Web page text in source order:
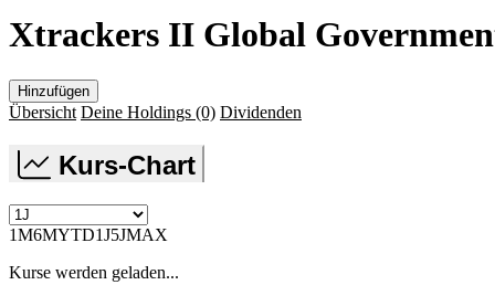
Xtrackers II Global
Hinzufügen
Übersicht Deine Holdings (0) Dividenden
Kurs-Chart
1M6MYTD1J5JMAX
Kurse werden geladen...